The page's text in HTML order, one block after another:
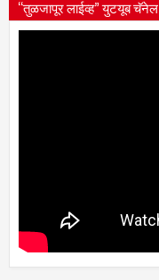
“तुळजापूर लाईव्ह” युटयूब चॅनेल